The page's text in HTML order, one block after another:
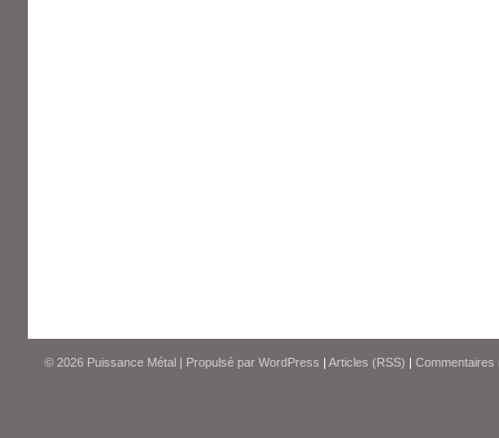
© 2026 Puissance Métal | Propulsé par WordPress | Articles (RSS) | Commentaires